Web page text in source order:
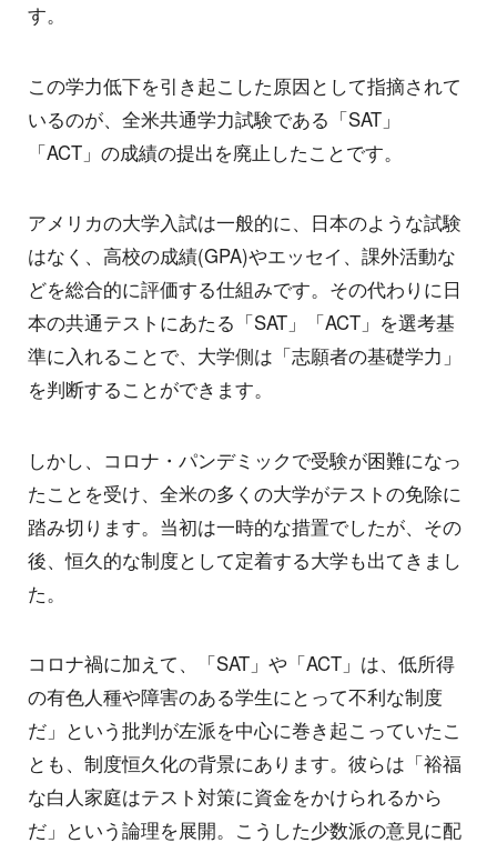
す。
この学力低下を引き起こした原因として指摘されて
いるのが、全米共通学力試験である「SAT」
「ACT」の成績の提出を廃止したことです。
アメリカの大学入試は一般的に、日本のような試験
はなく、高校の成績(GPA)やエッセイ、課外活動な
どを総合的に評価する仕組みです。その代わりに日
本の共通テストにあたる「SAT」「ACT」を選考基
準に入れることで、大学側は「志願者の基礎学力」
を判断することができます。
しかし、コロナ・パンデミックで受験が困難になっ
たことを受け、全米の多くの大学がテストの免除に
踏み切ります。当初は一時的な措置でしたが、その
後、恒久的な制度として定着する大学も出てきまし
た。
コロナ禍に加えて、「SAT」や「ACT」は、低所得
の有色人種や障害のある学生にとって不利な制度
だ」という批判が左派を中心に巻き起こっていたこ
とも、制度恒久化の背景にあります。彼らは「裕福
な白人家庭はテスト対策に資金をかけられるから
だ」という論理を展開。こうした少数派の意見に配